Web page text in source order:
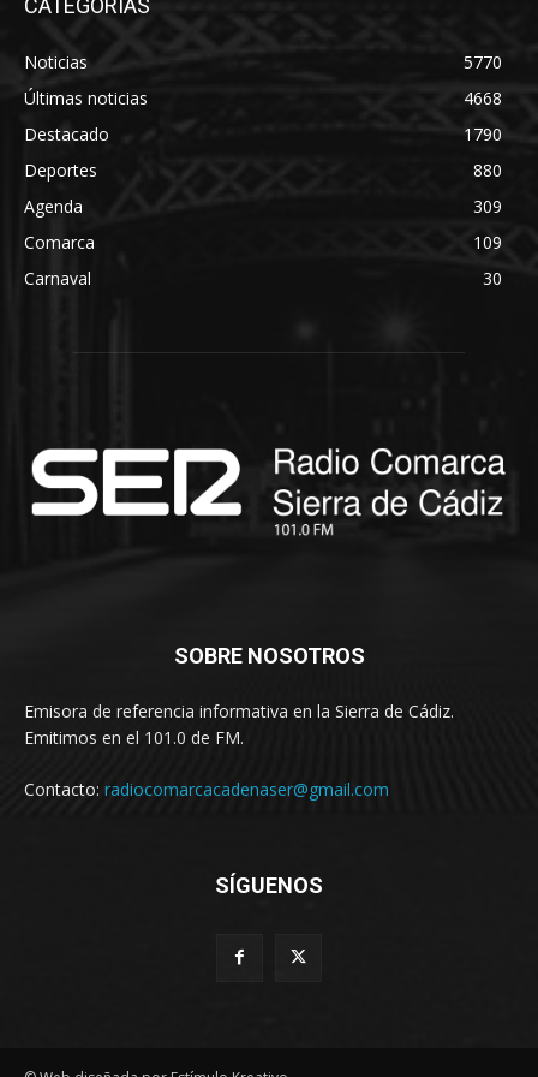
CATEGORÍAS
Noticias
5770
Últimas noticias
4668
Destacado
1790
Deportes
880
Agenda
309
Comarca
109
Carnaval
30
SOBRE NOSOTROS
Emisora de referencia informativa en la Sierra de Cádiz.
Emitimos en el 101.0 de FM.
Contacto: radiocomarcacadenaser@gmail.com
SÍGUENOS